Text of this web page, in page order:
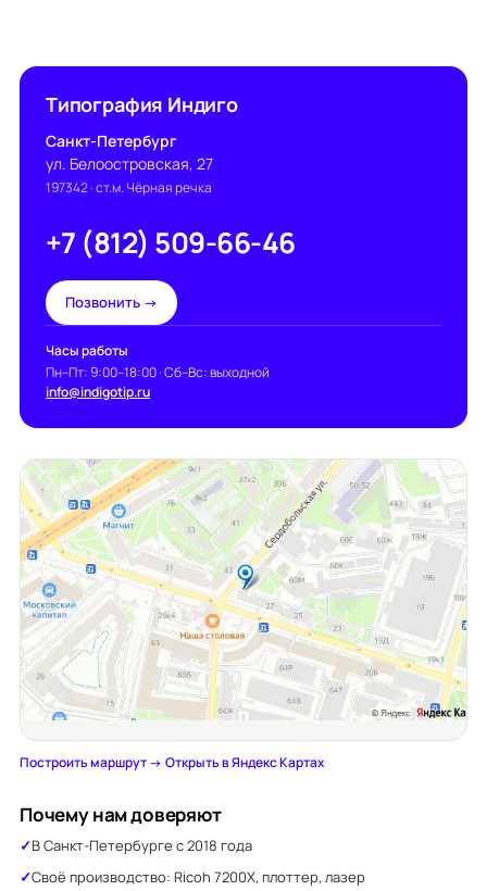
Типография Индиго
Санкт-Петербург
ул. Белоостровская, 27
197342· ст.м. Чёрная речка
+7 (812) 509-66-46
Позвонить →
Часы работы
Пн–Пт: 9:00–18:00 · Сб–Вс: выходной
info@indigotip.ru
Построить маршрут →·Открыть в Яндекс Картах
Почему нам доверяют
В Санкт-Петербурге с 2018 года
Своё производство: Ricoh 7200X, плоттер, лазер